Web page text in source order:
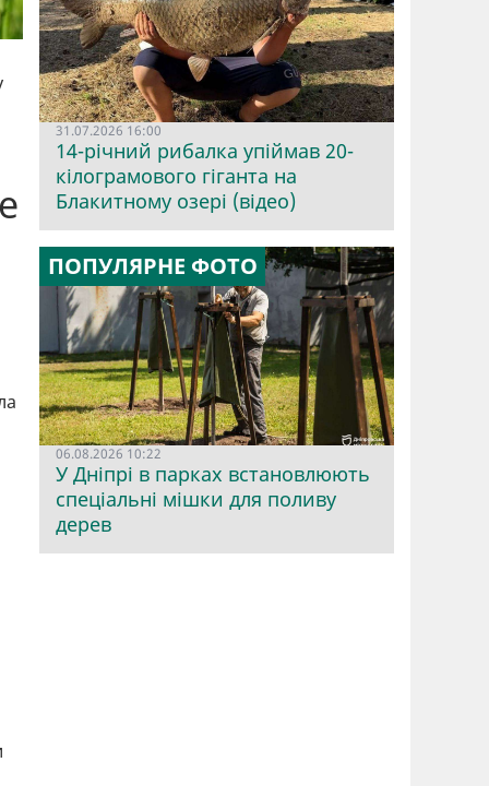
31.07.2026 16:00
14-річний рибалка упіймав 20-
кілограмового гіганта на
Блакитному озері (відео)
ПОПУЛЯРНЕ ФОТО
06.08.2026 10:22
У Дніпрі в парках встановлюють
спеціальні мішки для поливу
дерев